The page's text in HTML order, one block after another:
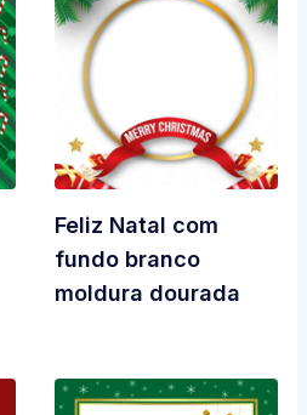
Feliz Natal com
fundo branco
moldura dourada